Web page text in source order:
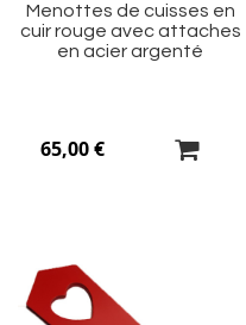
Menottes de cuisses en
cuir rouge avec attaches
en acier argenté
65,00 €